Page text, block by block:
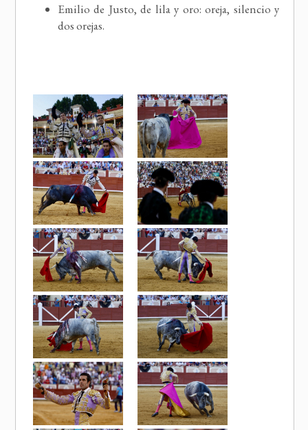
Emilio de Justo, de lila y oro: oreja, silencio y
dos orejas.